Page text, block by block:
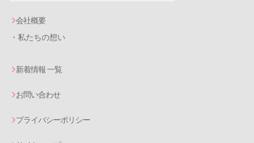
会社概要
・私たちの想い
新着情報 一覧
お問い合わせ
プライバシーポリシー